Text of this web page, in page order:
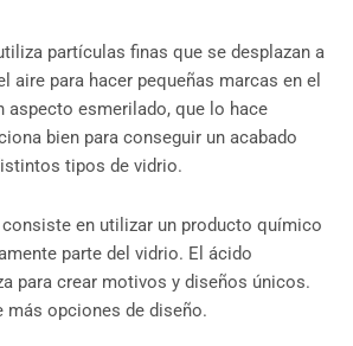
partículas finas que se desplazan a
aire para hacer pequeñas marcas en el
aspecto esmerilado, que lo hace
bien para conseguir un acabado
tipos de vidrio.
en utilizar un producto químico
parte del vidrio. El ácido
para crear motivos y diseños únicos.
más opciones de diseño.